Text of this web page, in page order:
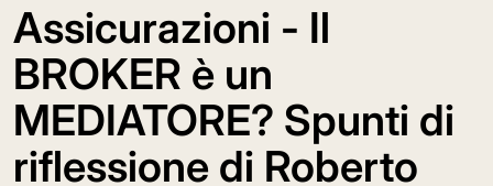
Assicurazioni - Il
BROKER è un
MEDIATORE? Spunti di
riflessione di Roberto